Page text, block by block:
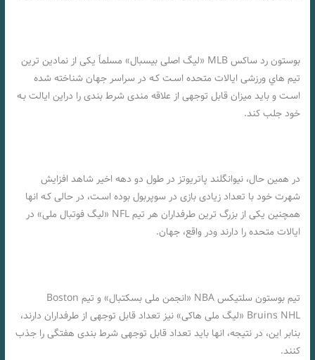
بوستون رد ساکس MLB «لیگ اصلی بیسبال» مسلماً یکی از نمادین ترین
تیم هاي‌ ورزشی ایالات متحده اسـت کـه در سراسر جهان شناخته شده
اسـت و باید میزان قابل توجهی از علاقه مندی شرط بندی را دراین ایالت بـه
خود جلب کند.
در همین حال، نیوانگلند پاتریوتز در طول دو دهه اخیر شاهد افزایش
شهرت خود با تعداد زیادی بازی در سوپربول بوده اسـت، در حالی کـه انها
همچنین یکی از بزرگ ترین طرفداران هر تیم NFL «لیگ فوتبال ملی» در
ایالات متحده را دارند ودر واقع، جهان.
تیم بوستون سلتیکس NBA «انجمن ملی بسکتبال» و تیم Boston
Bruins NHL «لیگ ملی هاکی» نیز تعداد قابل توجهی از طرفداران دارند،
بنابر این، در نتیجه، انها باید تعداد قابل توجهی شرط بندی هفتگی را جذب
کنند.